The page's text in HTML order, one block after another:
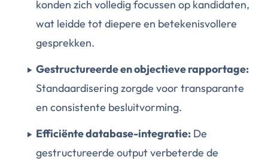
konden zich volledig focussen op kandidaten,
wat leidde tot diepere en betekenisvollere
gesprekken.
Gestructureerde en objectieve rapportage:
Standaardisering zorgde voor transparante
en consistente besluitvorming.
Efficiënte database-integratie: De
gestructureerde output verbeterde de